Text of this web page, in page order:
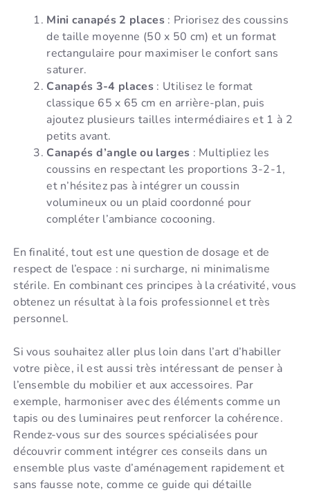
Mini canapés 2 places: Priorisez des coussins
de taille moyenne (50 x 50 cm) et un format
rectangulaire pour maximiser le confort sans
saturer.
Canapés 3-4 places: Utilisez le format
classique 65 x 65 cm en arrière-plan, puis
ajoutez plusieurs tailles intermédiaires et 1 à 2
petits avant.
Canapés d’angle ou larges : Multipliez les
coussins en respectant les proportions 3-2-1,
et n’hésitez pas à intégrer un coussin
volumineux ou un plaid coordonné pour
compléter l’ambiance cocooning.
En finalité, tout est une question de dosage et de
respect de l’espace : ni surcharge, ni minimalisme
stérile. En combinant ces principes à la créativité, vous
obtenez un résultat à la fois professionnel et très
personnel.
Si vous souhaitez aller plus loin dans l’art d’habiller
votre pièce, il est aussi très intéressant de penser à
l’ensemble du mobilier et aux accessoires. Par
exemple, harmoniser avec des éléments comme un
tapis ou des luminaires peut renforcer la cohérence.
Rendez-vous sur des sources spécialisées pour
découvrir comment intégrer ces conseils dans un
ensemble plus vaste d’aménagement rapidement et
sans fausse note, comme ce guide qui détaille